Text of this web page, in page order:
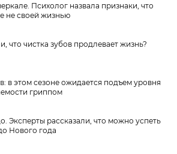
Психолог назвала признаки, что
не своей жизнью
что чистка зубов продлевает жизнь?
в этом сезоне ожидается подъем уровня
гриппом
Эксперты рассказали, что можно успеть
Нового года